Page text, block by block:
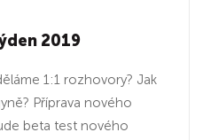
2019
1:1 rozhovory? Jak
Příprava nového
beta test nového